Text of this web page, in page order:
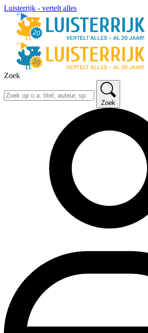
Luisterrijk - vertelt alles
Zoek
Zoek